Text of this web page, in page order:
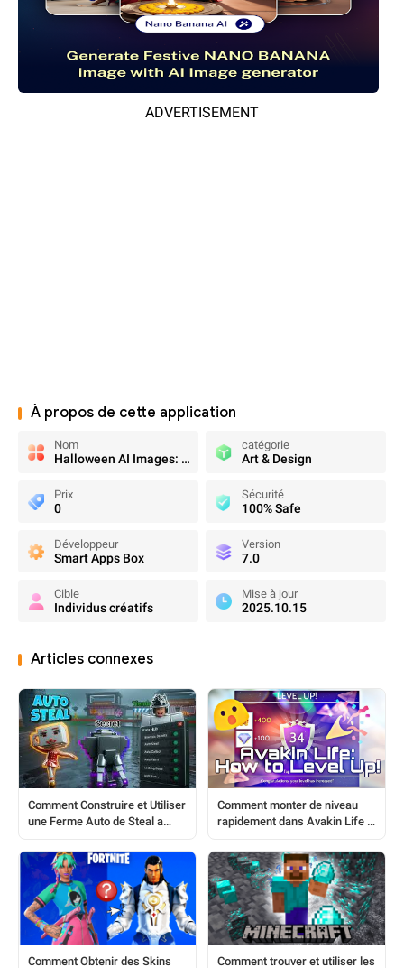
ADVERTISEMENT
À propos de cette application
Nom
Halloween AI Images: AI Verse
catégorie
Art & Design
Prix
0
Sécurité
100% Safe
Développeur
Smart Apps Box
Version
7.0
Cible
Individus créatifs
Mise à jour
2025.10.15
Articles connexes
Comment Construire et Utiliser
une Ferme Auto de Steal a
pour le Joueur
Comment monter de niveau
rapidement dans Avakin Life :
Comment Obtenir des Skins
Comment trouver et utiliser les